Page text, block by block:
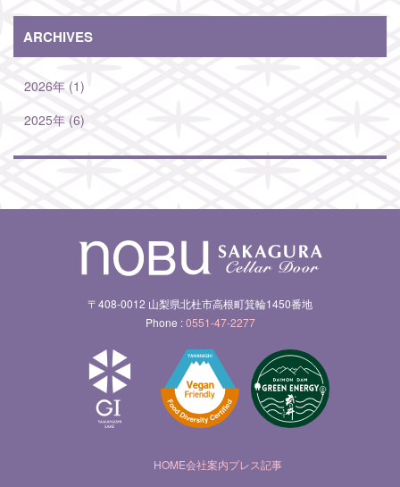
ARCHIVES
2026年 (1)
2025年 (6)
〒408-0012 山梨県北杜市高根町箕輪1450番地
Phone :0551-47-2277
HOME会社案内プレス記事